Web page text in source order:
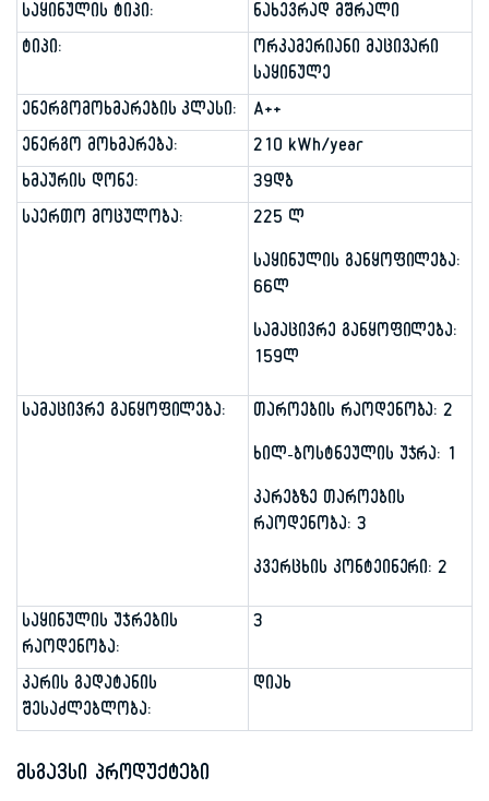
საყინულის ტიპი:
ნახევრად მშრალი
ტიპი:
ორკამერიანი მაცივარი
საყინულე
ენერგომოხმარების კლასი:
A++
ენერგო მოხმარება:
210 kWh/year
ხმაურის დონე:
39დბ
საერთო მოცულობა:
225 ლ
საყინულის განყოფილება:
66ლ
სამაცივრე განყოფილება:
159ლ
სამაცივრე განყოფილება:
თაროების რაოდენობა: 2
ხილ-ბოსტნეულის უჯრა: 1
კარებზე თაროების
რაოდენობა: 3
კვერცხის კონტეინერი: 2
საყინულის უჯრების
რაოდენობა:
3
კარის გადატანის
შესაძლებლობა:
დიახ
მსგავსი პროდუქტები